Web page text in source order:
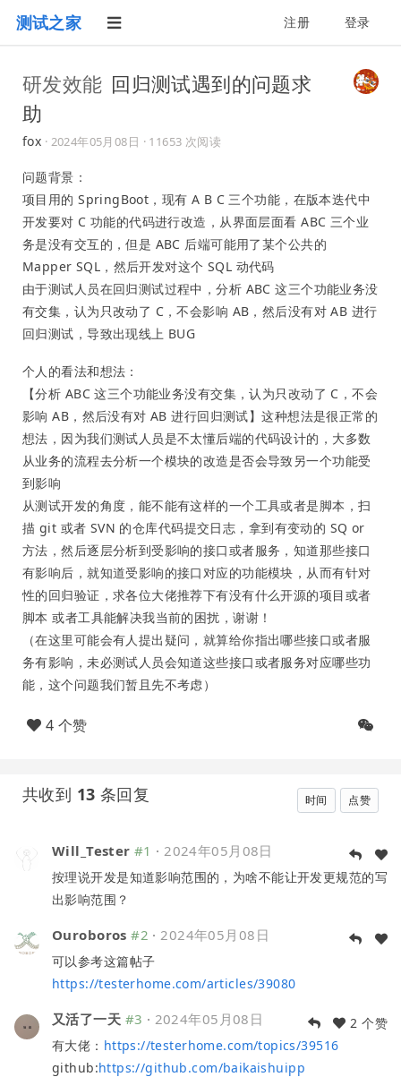
测试之家 注册 登录
研发效能 回归测试遇到的问题求
助
fox · 2024年05月08日 · 11653 次阅读
问题背景：
项目用的 SpringBoot，现有 A B C 三个功能，在版本迭代中
开发要对 C 功能的代码进行改造，从界面层面看 ABC 三个业
务是没有交互的，但是 ABC 后端可能用了某个公共的
Mapper SQL，然后开发对这个 SQL 动代码
由于测试人员在回归测试过程中，分析 ABC 这三个功能业务没
有交集，认为只改动了 C，不会影响 AB，然后没有对 AB 进行
回归测试，导致出现线上 BUG
个人的看法和想法：
【分析 ABC 这三个功能业务没有交集，认为只改动了 C，不会
影响 AB，然后没有对 AB 进行回归测试】这种想法是很正常的
想法，因为我们测试人员是不太懂后端的代码设计的，大多数
从业务的流程去分析一个模块的改造是否会导致另一个功能受
到影响
从测试开发的角度，能不能有这样的一个工具或者是脚本，扫
描 git 或者 SVN 的仓库代码提交日志，拿到有变动的 SQ or
方法，然后逐层分析到受影响的接口或者服务，知道那些接口
有影响后，就知道受影响的接口对应的功能模块，从而有针对
性的回归验证，求各位大佬推荐下有没有什么开源的项目或者
脚本 或者工具能解决我当前的困扰，谢谢！
（在这里可能会有人提出疑问，就算给你指出哪些接口或者服
务有影响，未必测试人员会知道这些接口或者服务对应哪些功
能，这个问题我们暂且先不考虑）
4 个赞
共收到 13 条回复 时间 点赞
Will_Tester #1 · 2024年05月08日
按理说开发是知道影响范围的，为啥不能让开发更规范的写
出影响范围？
Ouroboros #2 · 2024年05月08日
可以参考这篇帖子
https://testerhome.com/articles/39080
又活了一天 #3 · 2024年05月08日
2 个赞
有大佬： https://testerhome.com/topics/39516
github:https://github.com/baikaishuipp